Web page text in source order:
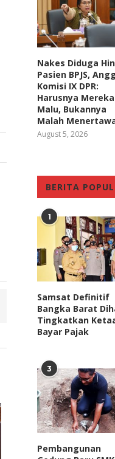
Nakes Diduga
Pasien BPJS,
Komisi IX DPR:
Harusnya Mereka
Malu, Bukannya
Malah
August 5, 2026
BERITA
1
Samsat Definitif
Bangka Barat
Tingkatkan
Bayar Pajak
3
Pembangunan